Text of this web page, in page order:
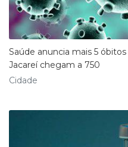
Saúde anuncia mais 5
Jacareí chegam a 750
Cidade